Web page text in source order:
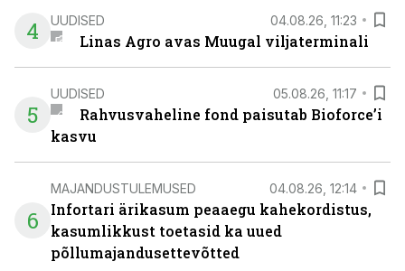
4 UUDISED 04.08.26, 11:23
Linas Agro avas Muugal viljaterminali
5
UUDISED 05.08.26, 11:17
Rahvusvaheline fond paisutab Bioforce’i
kasvu
6
MAJANDUSTULEMUSED 04.08.26, 12:14
Infortari ärikasum peaaegu kahekordistus,
kasumlikkust toetasid ka uued
põllumajandusettevõtted